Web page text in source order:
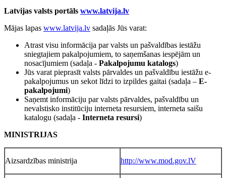
Latvijas valsts portāls www.latvija.lv
Mājas lapas www.latvija.lv sadaļās Jūs varat:
Atrast visu informācija par valsts un pašvaldības iestāžu
sniegtajiem pakalpojumiem, to saņemšanas iespējām un
nosacījumiem (sadaļa - Pakalpojumu katalogs)
Jūs varat pieprasīt valsts pārvaldes un pašvaldību iestāžu e-
pakalpojumus un sekot līdzi to izpildes gaitai (sadaļa – E-
pakalpojumi)
Saņemt informāciju par valsts pārvaldes, pašvaldību un
nevalstisko institūciju interneta resursiem, interneta saišu
katalogu (sadaļa - Interneta resursi)
MINISTRIJAS
Aizsardzības ministrija http://www.mod.gov.lV